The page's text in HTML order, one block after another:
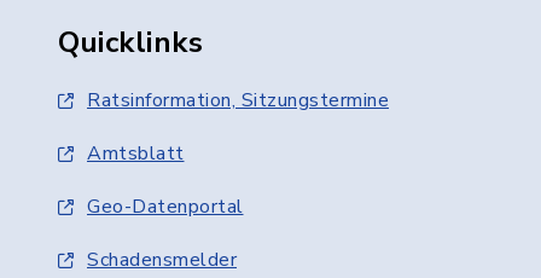
Quicklinks
Ratsinformation, Sitzungstermine
Amtsblatt
Geo-Datenportal
Schadensmelder